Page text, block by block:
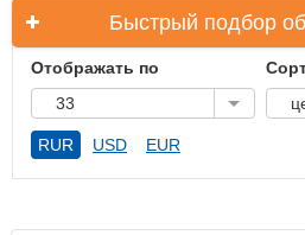
Быстрый подбор
Отображать по
33
RUR USD EUR